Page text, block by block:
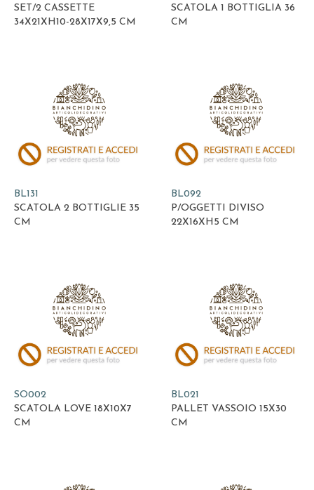
SET/2 CASSETTE
34X21XH10-28X17X9,5 CM
SCATOLA 1 BOTTIGLIA 36
CM
BL131
SCATOLA 2 BOTTIGLIE 35
CM
BL092
P/OGGETTI DIVISO
22X16XH5 CM
SO002
SCATOLA LOVE 18X10X7
CM
BL021
PALLET VASSOIO 15X30
CM